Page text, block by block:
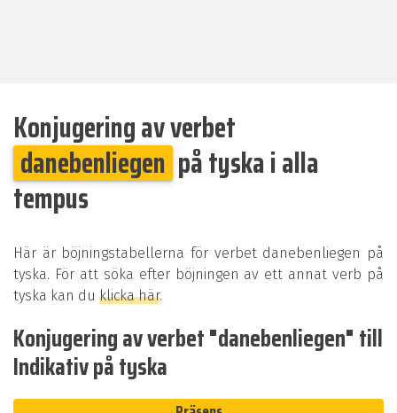
Konjugering av verbet
danebenliegen på tyska i alla
tempus
Här är böjningstabellerna för verbet danebenliegen på
tyska. För att söka efter böjningen av ett annat verb på
tyska kan du klicka här.
Konjugering av verbet "danebenliegen" till
Indikativ på tyska